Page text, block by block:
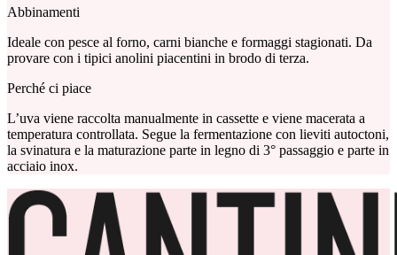
Abbinamenti
Ideale con pesce al forno, carni bianche e formaggi stagionati. Da
provare con i tipici anolini piacentini in brodo di terza.
Perché ci piace
L’uva viene raccolta manualmente in cassette e viene macerata a
temperatura controllata. Segue la fermentazione con lieviti autoctoni,
la svinatura e la maturazione parte in legno di 3° passaggio e parte in
acciaio inox.